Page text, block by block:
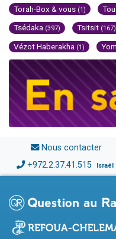
Torah-Box & vous (1)
Tsédaka (397) Tsitsit (167)
Vézot Haberakha (1)
Nous contacter
+972.2.37.41.515 Israël